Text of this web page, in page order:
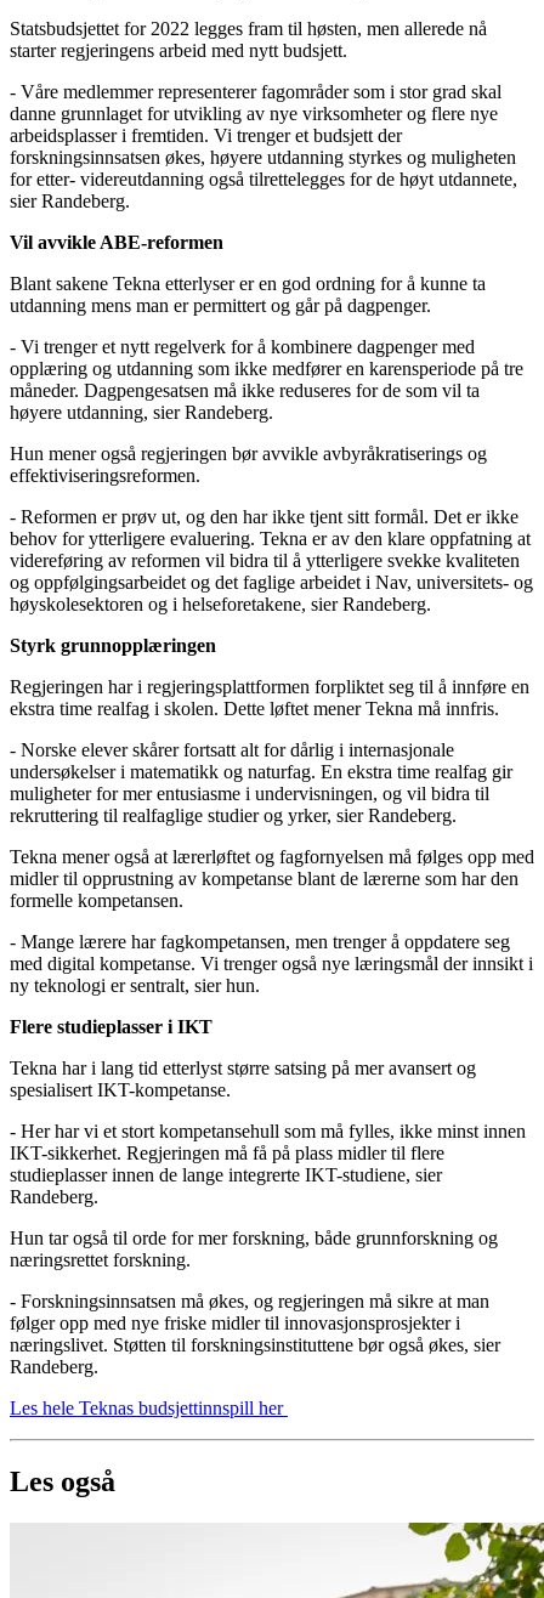
Statsbudsjettet for 2022 legges fram til høsten, men allerede nå
starter regjeringens arbeid med nytt budsjett.
- Våre medlemmer representerer fagområder som i stor grad skal
danne grunnlaget for utvikling av nye virksomheter og flere nye
arbeidsplasser i fremtiden. Vi trenger et budsjett der
forskningsinnsatsen økes, høyere utdanning styrkes og muligheten
for etter- videreutdanning også tilrettelegges for de høyt utdannete,
sier Randeberg.
Vil avvikle ABE-reformen
Blant sakene Tekna etterlyser er en god ordning for å kunne ta
utdanning mens man er permittert og går på dagpenger.
- Vi trenger et nytt regelverk for å kombinere dagpenger med
opplæring og utdanning som ikke medfører en karensperiode på tre
måneder. Dagpengesatsen må ikke reduseres for de som vil ta
høyere utdanning, sier Randeberg.
Hun mener også regjeringen bør avvikle avbyråkratiserings og
effektiviseringsreformen.
- Reformen er prøv ut, og den har ikke tjent sitt formål. Det er ikke
behov for ytterligere evaluering. Tekna er av den klare oppfatning at
videreføring av reformen vil bidra til å ytterligere svekke kvaliteten
og oppfølgingsarbeidet og det faglige arbeidet i Nav, universitets- og
høyskolesektoren og i helseforetakene, sier Randeberg.
Styrk grunnopplæringen
Regjeringen har i regjeringsplattformen forpliktet seg til å innføre en
ekstra time realfag i skolen. Dette løftet mener Tekna må innfris.
­- Norske elever skårer fortsatt alt for dårlig i internasjonale
undersøkelser i matematikk og naturfag. En ekstra time realfag gir
muligheter for mer entusiasme i undervisningen, og vil bidra til
rekruttering til realfaglige studier og yrker, sier Randeberg.
Tekna mener også at lærerløftet og fagfornyelsen må følges opp med
midler til opprustning av kompetanse blant de lærerne som har den
formelle kompetansen.
- Mange lærere har fagkompetansen, men trenger å oppdatere seg
med digital kompetanse. Vi trenger også nye læringsmål der innsikt i
ny teknologi er sentralt, sier hun.
Flere studieplasser i IKT
Tekna har i lang tid etterlyst større satsing på mer avansert og
spesialisert IKT-kompetanse.
- Her har vi et stort kompetansehull som må fylles, ikke minst innen
IKT-sikkerhet. Regjeringen må få på plass midler til flere
studieplasser innen de lange integrerte IKT-studiene, sier
Randeberg.
Hun tar også til orde for mer forskning, både grunnforskning og
næringsrettet forskning.
- Forskningsinnsatsen må økes, og regjeringen må sikre at man
følger opp med nye friske midler til innovasjonsprosjekter i
næringslivet. Støtten til forskningsinstituttene bør også økes, sier
Randeberg.
Les hele Teknas budsjettinnspill her
Les også